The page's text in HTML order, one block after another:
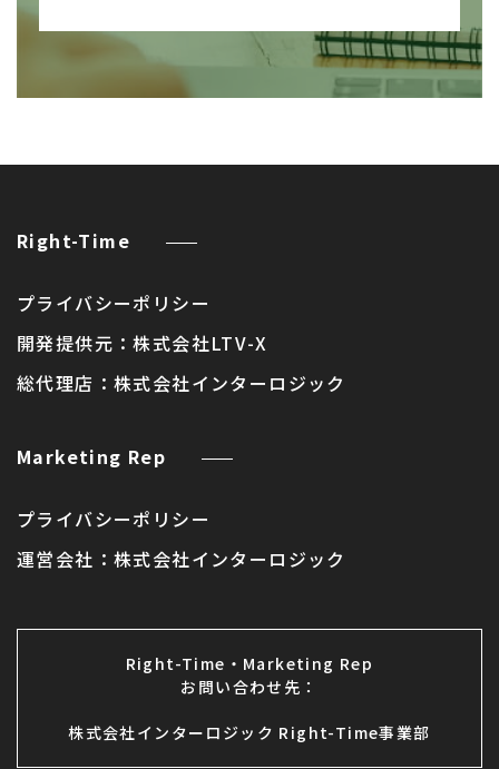
Right-Time
プライバシーポリシー
開発提供元：株式会社LTV-X
総代理店： 株式会社インターロジック
Marketing Rep
プライバシーポリシー
運営会社： 株式会社インターロジック
Right-Time・Marketing Rep
お問い合わせ先：
株式会社インターロジック Right-Time事業部